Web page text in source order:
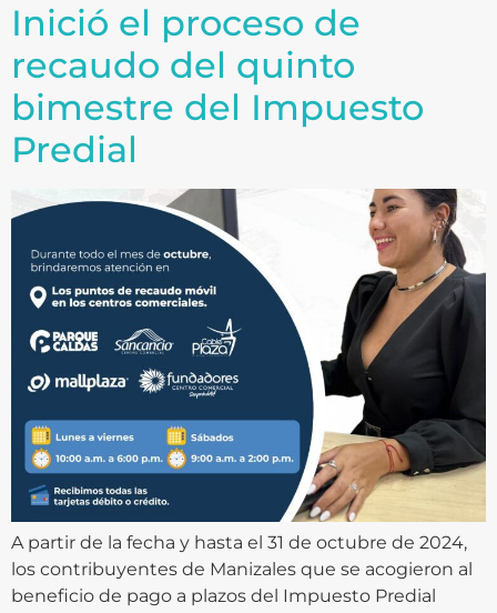
Inició el proceso de
recaudo del quinto
bimestre del Impuesto
Predial
A partir de la fecha y hasta el 31 de octubre de 2024,
los contribuyentes de Manizales que se acogieron al
beneficio de pago a plazos del Impuesto Predial